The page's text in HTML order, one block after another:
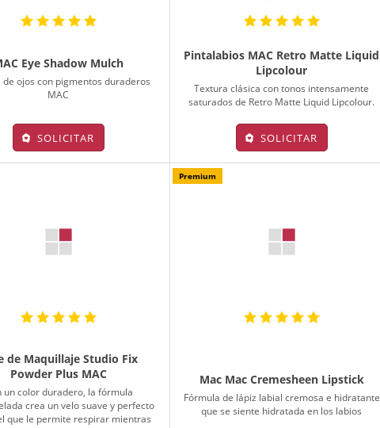
Eye Shadow Mulch
de ojos con pigmentos duraderos
MAC
SOLICITAR
Pintalabios MAC Retro Matte Liquid
Lipcolour
Textura clásica con tonos intensamente
saturados de Retro Matte Liquid Lipcolour.
SOLICITAR
de Maquillaje Studio Fix
Powder Plus MAC
un color duradero, la fórmula
crea un velo suave y perfecto
que le permite respirar mientras
Premium
Mac Mac Cremesheen Lipstick
Fórmula de lápiz labial cremosa e hidratante
que se siente hidratada en los labios